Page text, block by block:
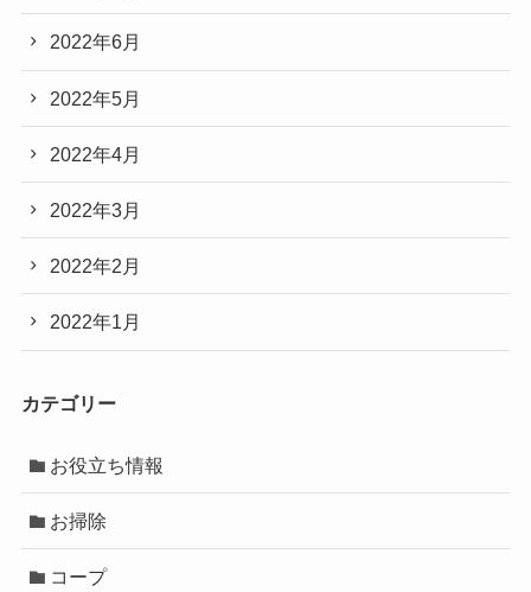
2022年6月
2022年5月
2022年4月
2022年3月
2022年2月
2022年1月
カテゴリー
お役立ち情報
お掃除
コープ